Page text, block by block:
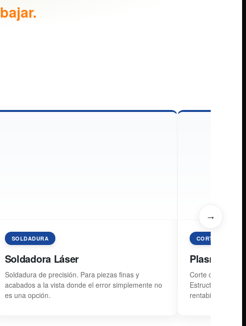
SOLDADURA
Soldadora Láser
Soldadura de precisión. Para piezas finas y
acabados a la vista donde el error simplemente no
es una opción.
CORTE PLASMA
Plasma CNC
Corte de metal
Estructuras y
rentabilidad
→